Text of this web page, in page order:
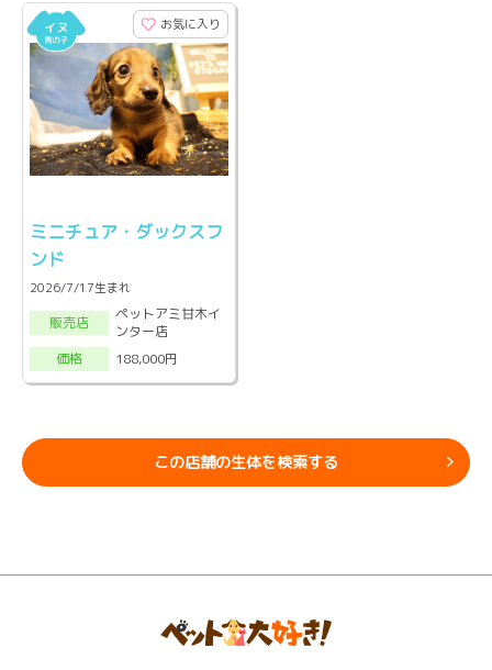
お気に入り
ミニチュア・ダックスフ
ンド
2026/7/17生まれ
販売店
ペットアミ甘木イ
ンター店
価格
188,000円
この店舗の生体を検索する